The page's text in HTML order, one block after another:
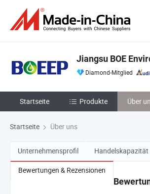
Jiangsu BOE
Diamond-Mitglied
Startseite Produkte Über
Startseite Über uns
Unternehmensprofil Handelskapazität
Bewertungen & Rezensionen